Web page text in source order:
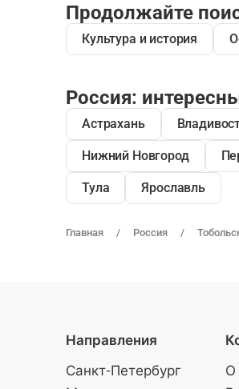
Главная Россия
Продолжайте
Культура и история
Россия:
Астрахань
Нижний Новгород
Тула Ярославль
Направления
Санкт-Петербург
О